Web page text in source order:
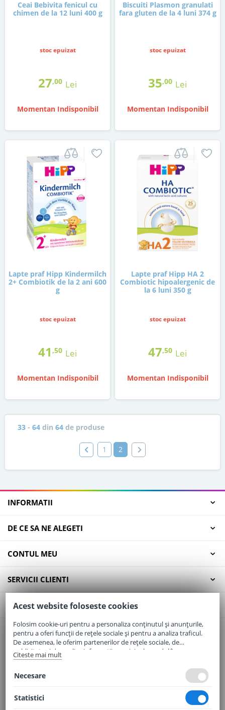
Ceai Bebivita fenicul cu
chimen de la 12 luni 400 g
stoc epuizat
27,00 Lei
Momentan Indisponibil
Biscuiti Plasmon granulati
fara gluten de la 4 luni 374 g
stoc epuizat
35,00 Lei
Momentan Indisponibil
Lapte praf Hipp Kindermilch
2+ Combiotik de la 2 ani 600
g
stoc epuizat
41 ,50 Lei
Momentan Indisponibil
Lapte praf Hipp HA 2
Combiotic hipoalergenic de
la 6 luni 350 g
stoc epuizat
47,50 Lei
Momentan Indisponibil
33 - 64 din 64 de produse
1 2
INFORMATII
DE CE SA NE ALEGETI
CONTUL MEU
SERVICII CLIENTI
CONTACT
Email:office@elaptepraf.ro
Telefon:0745-964-449
Adresa:Sos. Borsului, Nr. 20, Oradea, Jud. Bihor
Acest website foloseste cookies
Folosim cookie-uri pentru a personaliza conținutul și anunțurile,
pentru a oferi funcții de rețele sociale și pentru a analiza traficul.
De asemenea, le oferim partenerilor de rețele sociale, de
publicitate și de analize informații cu privire la modul în care
folosiți site-ul nostru. Aceștia le pot combina cu alte informații
Citeste mai mult
Necesare
Statistici